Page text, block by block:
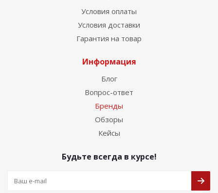
Условия оплаты
Условия доставки
Гарантия на товар
Информация
Блог
Вопрос-ответ
Бренды
Обзоры
Кейсы
Будьте всегда в курсе!